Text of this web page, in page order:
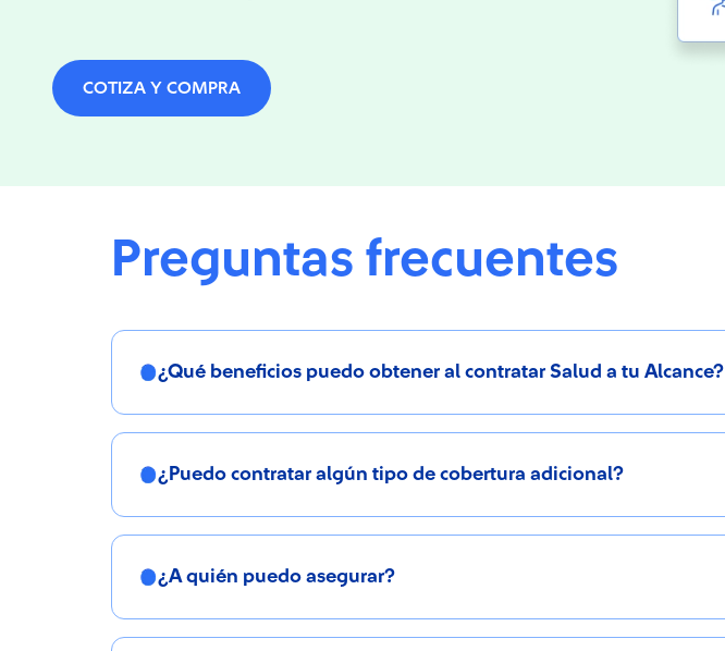
COTIZA Y COMPRA
Preguntas frecuentes
¿Qué beneficios puedo obtener al contratar Salud a tu Alcance?
¿Puedo contratar algún tipo de cobertura adicional?
¿A quién puedo asegurar?